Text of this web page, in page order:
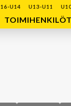
U14 U13-U11
TOIMIHENKILÖT